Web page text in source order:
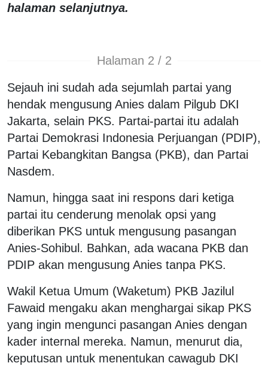
halaman selanjutnya.
Halaman 2 / 2
Sejauh ini sudah ada sejumlah partai yang
hendak mengusung Anies dalam Pilgub DKI
Jakarta, selain PKS. Partai-partai itu adalah
Partai Demokrasi Indonesia Perjuangan (PDIP),
Partai Kebangkitan Bangsa (PKB), dan Partai
Nasdem.
Namun, hingga saat ini respons dari ketiga
partai itu cenderung menolak opsi yang
diberikan PKS untuk mengusung pasangan
Anies-Sohibul. Bahkan, ada wacana PKB dan
PDIP akan mengusung Anies tanpa PKS.
Wakil Ketua Umum (Waketum) PKB Jazilul
Fawaid mengaku akan menghargai sikap PKS
yang ingin mengunci pasangan Anies dengan
kader internal mereka. Namun, menurut dia,
keputusan untuk menentukan cawagub DKI